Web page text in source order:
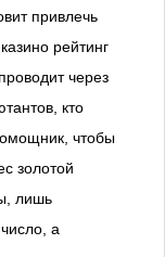
привлечь
рейтинг
через
кто
чтобы
золотой
лишь
а